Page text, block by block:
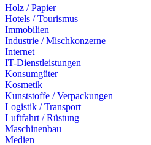
Holz / Papier
Hotels / Tourismus
Immobilien
Industrie / Mischkonzerne
Internet
IT-Dienstleistungen
Konsumgüter
Kosmetik
Kunststoffe / Verpackungen
Logistik / Transport
Luftfahrt / Rüstung
Maschinenbau
Medien